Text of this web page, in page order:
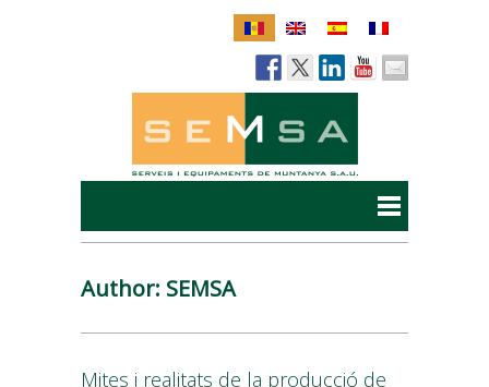
Author: SEMSA
Mites i realitats de la producció de